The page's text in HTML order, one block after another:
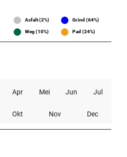
Asfalt (2%) Grind (64%)
Weg (10%) Pad (24%)
Apr Mei Jun Jul
Okt Nov Dec